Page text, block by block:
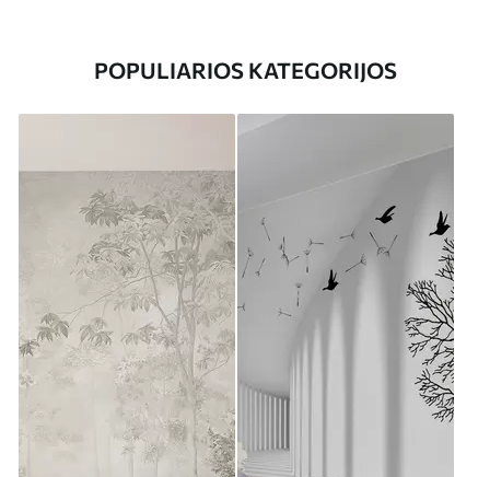
POPULIARIOS KATEGORIJOS